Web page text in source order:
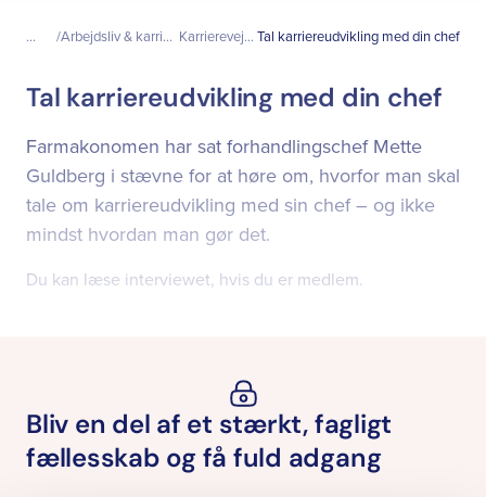
... Arbejdsliv & karriere Karriereveje Tal karriereudvikling med din chef
Tal karriereudvikling med din chef
Farmakonomen har sat forhandlingschef Mette
Guldberg i stævne for at høre om, hvorfor man skal
tale om karriereudvikling med sin chef – og ikke
mindst hvordan man gør det.
Du kan læse interviewet, hvis du er medlem.
Bliv en del af et stærkt, fagligt
fællesskab og få fuld adgang